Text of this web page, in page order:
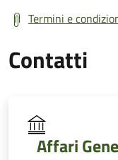
Termini e
Contatti
Affari